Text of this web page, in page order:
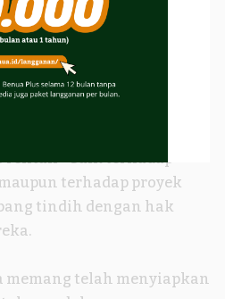
katanya inklusif, daripada
hukum bagi
ini menjaga
ini membuat posisi
rentan—baik terhadap
terhadap proyek
tindih dengan hak
memang telah menyiapkan